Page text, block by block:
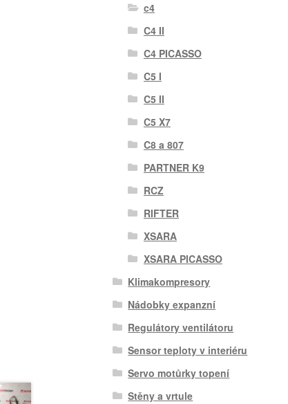
c4
C4 II
C4 PICASSO
C5 I
C5 II
C5 X7
C8 a 807
PARTNER K9
RCZ
RIFTER
XSARA
XSARA PICASSO
Klimakompresory
Nádobky expanzní
Regulátory ventilátoru
Sensor teploty v interiéru
Servo motůrky topení
Stěny a vrtule